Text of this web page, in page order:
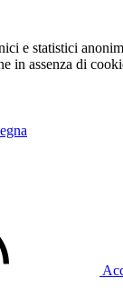
e statistici
in assenza di